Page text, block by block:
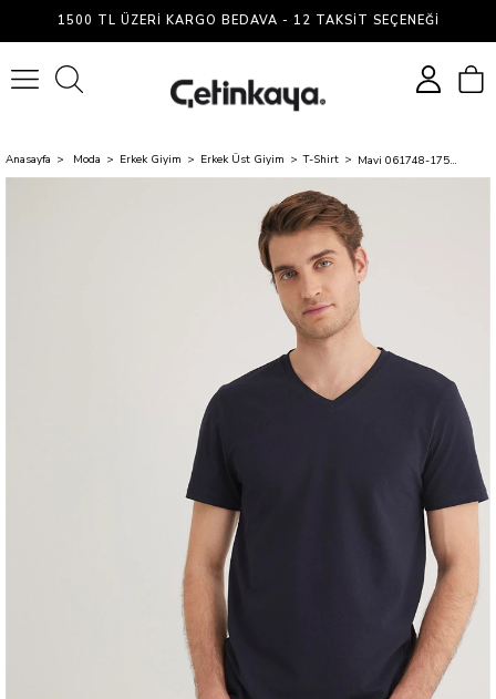
1500 TL ÜZERI KARGO BEDAVA - 12 TAKSIT SEÇENEĞI
Anasayfa Moda Erkek Giyim Erkek Üst Giyim T-Shirt Mavi 061748-17588 Stretch V Yaka Koyu Lacivert T-Shirt